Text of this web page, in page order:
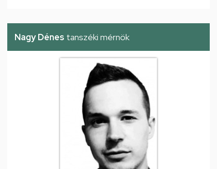
Nagy Dénes tanszéki mérnök